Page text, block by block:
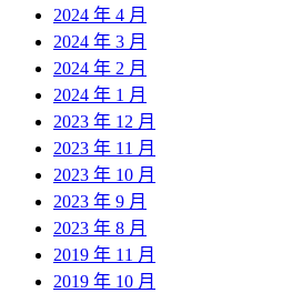
2024 年 4 月
2024 年 3 月
2024 年 2 月
2024 年 1 月
2023 年 12 月
2023 年 11 月
2023 年 10 月
2023 年 9 月
2023 年 8 月
2019 年 11 月
2019 年 10 月